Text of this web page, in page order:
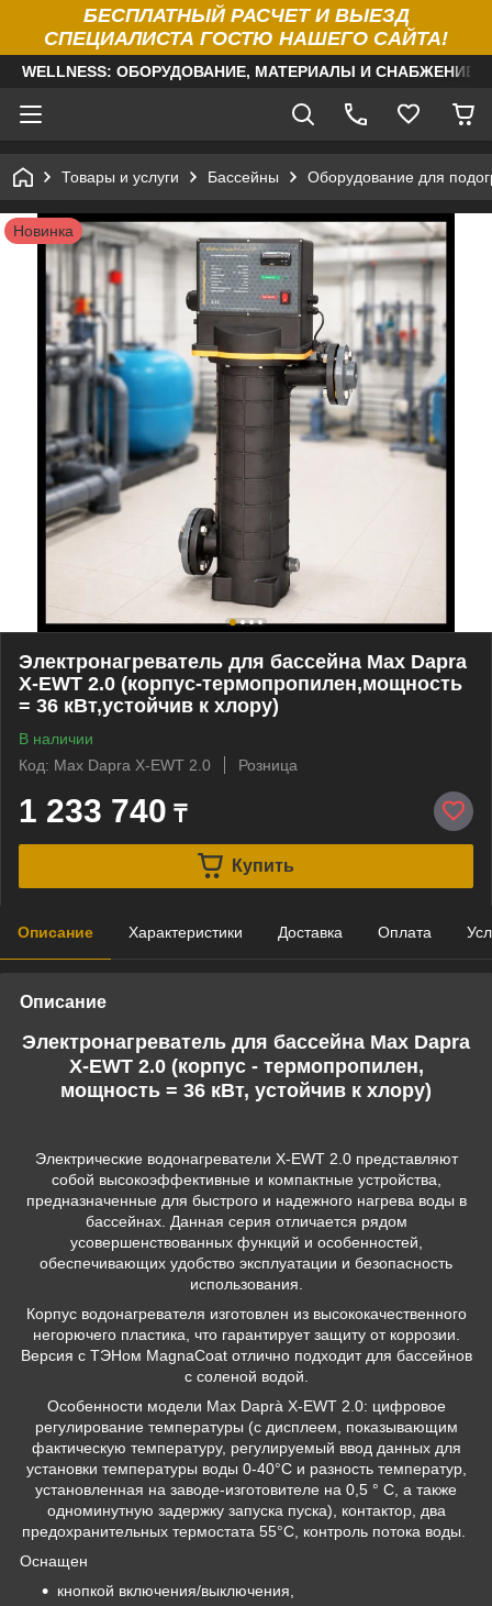
БЕСПЛАТНЫЙ РАСЧЕТ И ВЫЕЗД
СПЕЦИАЛИСТА ГОСТЮ НАШЕГО САЙТА!
WELLNESS: ОБОРУДОВАНИЕ, МАТЕРИАЛЫ И
Товары и услуги Бассейны Оборудование для
Новинка
Электронагреватель для бассейна Max Dapra
X-EWT 2.0 (корпус-термопропилен,мощность
= 36 кВт,устойчив к хлору)
В наличии
Код: Max Dapra X-EWT 2.0
Розница
1 233 740 ₸
Купить
Описание Характеристики Доставка Оплата
Описание
Электронагреватель для бассейна Max Dapra
X-EWT 2.0 (корпус - термопропилен,
мощность = 36 кВт, устойчив к хлору)
Электрические водонагреватели X-EWT 2.0 представляют
собой высокоэффективные и компактные устройства,
предназначенные для быстрого и надежного нагрева воды в
бассейнах. Данная серия отличается рядом
усовершенствованных функций и особенностей,
обеспечивающих удобство эксплуатации и безопасность
использования.
Корпус водонагревателя изготовлен из высококачественного
негорючего пластика, что гарантирует защиту от коррозии.
Версия с ТЭНом MagnaCoat отлично подходит для бассейнов
с соленой водой.
Особенности модели Max Daprà X-EWT 2.0: цифровое
регулирование температуры (с дисплеем, показывающим
фактическую температуру, регулируемый ввод данных для
установки температуры воды 0-40°C и разность температур,
установленная на заводе-изготовителе на 0,5 ° C, а также
одноминутную задержку запуска пуска), контактор, два
предохранительных термостата 55°C, контроль потока воды.
Оснащен
кнопкой включения/выключения,